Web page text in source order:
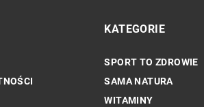
KATEGORIE
SPORT TO ZDROWIE
SAMA NATURA
WITAMINY
ZDROWIE PSYCHICZNE